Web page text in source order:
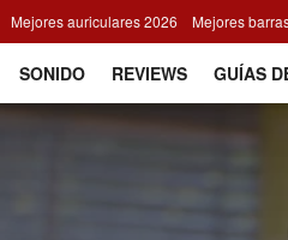
Mejores auriculares 2026 Mejores
SONIDO REVIEWS GUÍAS